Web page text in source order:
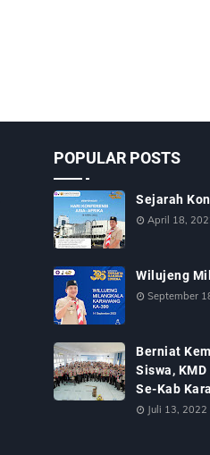
POPULAR POSTS
Sejarah
April 18,
Wilujeng
September
Berniat
Siswa,
Se-Kab
Juli 13, 2022